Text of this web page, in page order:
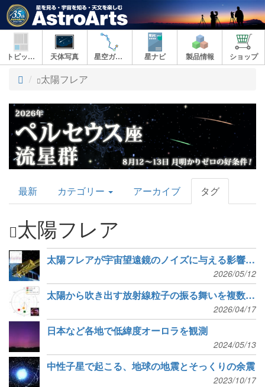
トピックス 天体写真 星空ガイド 星ナビ 製品情報 ショップ
ト
プ
太陽フレア
AstroArts
Topics
最新 カテゴリー アーカイブ タグ
太陽フレア
太陽フレアが宇宙望遠鏡のノイズに与える影響をAIで解明
2026/05/12
太陽から吹き出す放射線粒子の振る舞いを複数の探査機で観測
2026/04/17
日本など各地で低緯度オーロラを観測
2024/05/13
中性子星で起こる、地球の地震とそっくりの余震
2023/10/17